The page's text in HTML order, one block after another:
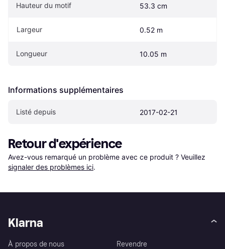
Hauteur du motif 53.3 cm
Largeur 0.52 m
Longueur 10.05 m
Informations supplémentaires
Listé depuis 2017-02-21
Retour d'expérience
Avez-vous remarqué un problème avec ce produit ? Veuillez
signaler des problèmes ici.
Klarna
À propos de nous
Revendre